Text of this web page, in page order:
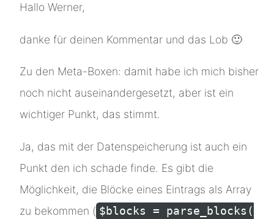
Hallo Werner,
danke für deinen Kommentar und das Lob 🙂
Zu den Meta-Boxen: damit habe ich mich bisher
noch nicht auseinandergesetzt, aber ist ein
wichtiger Punkt, das stimmt.
Ja, das mit der Datenspeicherung ist auch ein
Punkt den ich schade finde. Es gibt die
Möglichkeit, die Blöcke eines Eintrags als Array
zu bekommen ( $blocks = parse_blocks(